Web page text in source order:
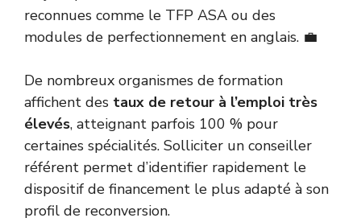
reconnues comme le TFP ASA ou des
modules de perfectionnement en anglais. 💼
De nombreux organismes de formation
affichent des taux de retour à l’emploi très
élevés, atteignant parfois 100 % pour
certaines spécialités. Solliciter un conseiller
référent permet d’identifier rapidement le
dispositif de financement le plus adapté à son
profil de reconversion.